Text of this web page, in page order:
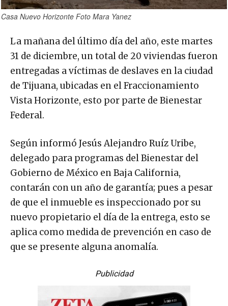
Casa Nuevo Horizonte Foto Mara Yanez
La mañana del último día del año, este martes
31 de diciembre, un total de 20 viviendas fueron
entregadas a víctimas de deslaves en la ciudad
de Tijuana, ubicadas en el Fraccionamiento
Vista Horizonte, esto por parte de Bienestar
Federal.
Según informó Jesús Alejandro Ruíz Uribe,
delegado para programas del Bienestar del
Gobierno de México en Baja California,
contarán con un año de garantía; pues a pesar
de que el inmueble es inspeccionado por su
nuevo propietario el día de la entrega, esto se
aplica como medida de prevención en caso de
que se presente alguna anomalía.
Publicidad